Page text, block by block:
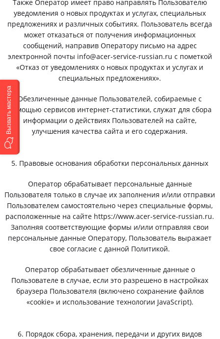
Также Оператор имеет право направлять Пользователю
уведомления о новых продуктах и услугах, специальных
предложениях и различных событиях. Пользователь всегда
может отказаться от получения информационных
сообщений, направив Оператору письмо на адрес
электронной почты info@acer-service-russian.ru с пометкой
«Отказ от уведомлениях о новых продуктах и услугах и
специальных предложениях».
Обезличенные данные Пользователей, собираемые с
помощью сервисов интернет-статистики, служат для сбора
информации о действиях Пользователей на сайте,
улучшения качества сайта и его содержания.
5. Правовые основания обработки персональных данных
Оператор обрабатывает персональные данные
Пользователя только в случае их заполнения и/или отправки
Пользователем самостоятельно через специальные формы,
расположенные на сайте https://www.acer-service-russian.ru.
Заполняя соответствующие формы и/или отправляя свои
персональные данные Оператору, Пользователь выражает
свое согласие с данной Политикой.
Оператор обрабатывает обезличенные данные о
Пользователе в случае, если это разрешено в настройках
браузера Пользователя (включено сохранение файлов
«cookie» и использование технологии JavaScript).
6. Порядок сбора, хранения, передачи и других видов
Вызвать мастера